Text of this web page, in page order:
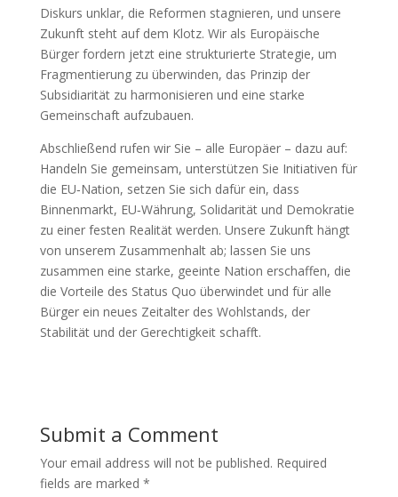
Diskurs unklar, die Reformen stagnieren, und unsere
Zukunft steht auf dem Klotz. Wir als Europäische
Bürger fordern jetzt eine strukturierte Strategie, um
Fragmentierung zu überwinden, das Prinzip der
Subsidiarität zu harmonisieren und eine starke
Gemeinschaft aufzubauen.
Abschließend rufen wir Sie – alle Europäer – dazu auf:
Handeln Sie gemeinsam, unterstützen Sie Initiativen für
die EU‑Nation, setzen Sie sich dafür ein, dass
Binnenmarkt, EU‑Währung, Solidarität und Demokratie
zu einer festen Realität werden. Unsere Zukunft hängt
von unserem Zusammenhalt ab; lassen Sie uns
zusammen eine starke, geeinte Nation erschaffen, die
die Vorteile des Status Quo überwindet und für alle
Bürger ein neues Zeitalter des Wohlstands, der
Stabilität und der Gerechtigkeit schafft.
Submit a Comment
Your email address will not be published. Required
fields are marked *